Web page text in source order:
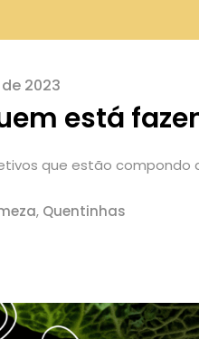
2023
está
que estão compondo
, Quentinhas